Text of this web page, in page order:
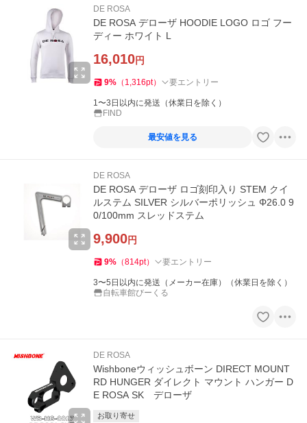
DE ROSA
DE ROSA デローザ HOODIE LOGO ロゴ フー
ディー ホワイト L
16,010円
9% （ 1,316pt） 要エントリー
1〜3日以内に発送（休業日を除く）
FIND
最安値を見る
DE ROSA
DE ROSA デローザ ロゴ刻印入り STEM クイ
ルステム SILVER シルバーポリッシュ Φ26.0 9
0/100mm スレッドステム
9,900円
9% （814pt） 要エントリー
3〜5日以内に発送（メーカー在庫）（休業日を除く）
自転車館びーくる
DE ROSA
Wishboneウィッシュボーン DIRECT MOUNT
RD HUNGER ダイレクト マウント ハンガー D
E ROSA SK デローザ
お取り寄せ